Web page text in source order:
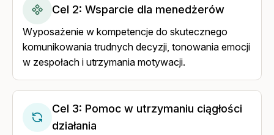
Cel 2: Wsparcie dla menedżerów
Wyposażenie w kompetencje do skutecznego
komunikowania trudnych decyzji, tonowania emocji
w zespołach i utrzymania motywacji.
Cel 3: Pomoc w utrzymaniu ciągłości
działania